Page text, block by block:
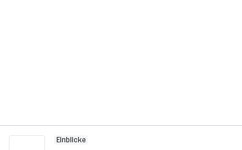
Einblicke